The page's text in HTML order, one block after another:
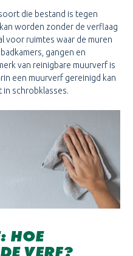
die bestand is tegen
worden zonder de verflaag
voor ruimtes waar de muren
gangen en
van reinigbare muurverf is
een muurverf gereinigd kan
schrobklasses.
HOE
VERF?